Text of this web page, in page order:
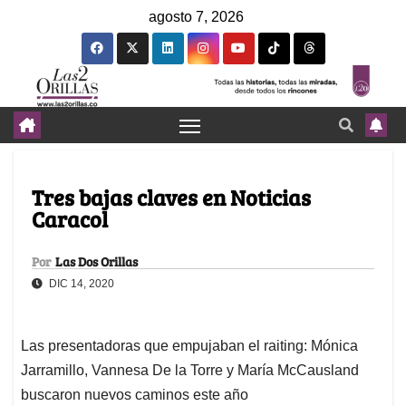
agosto 7, 2026
Tres bajas claves en Noticias
Caracol
Por Las Dos Orillas
DIC 14, 2020
Las presentadoras que empujaban el raiting: Mónica
Jarramillo, Vannesa De la Torre y María McCausland
buscaron nuevos caminos este año